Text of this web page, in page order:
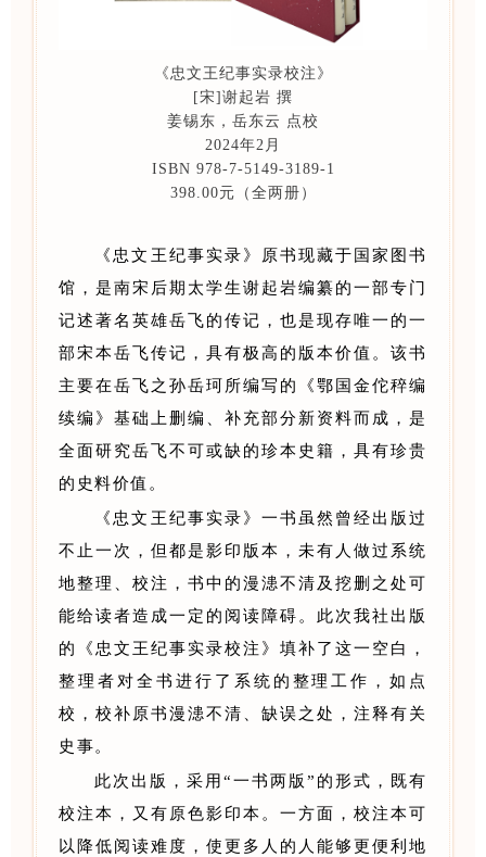
《忠文王纪事实录校注》
[宋]谢起岩 撰
姜锡东，岳东云 点校
2024年2月
ISBN 978-7-5149-3189-1
398.00元（全两册）
《忠文王纪事实录》原书现藏于国家图书
馆，是南宋后期太学生谢起岩编纂的一部专门
记述著名英雄岳飞的传记，也是现存唯一的一
部宋本岳飞传记，具有极高的版本价值。该书
主要在岳飞之孙岳珂所编写的《鄂国金佗稡编
续编》基础上删编、补充部分新资料而成，是
全面研究岳飞不可或缺的珍本史籍，具有珍贵
的史料价值。
《忠文王纪事实录》一书虽然曾经出版过
不止一次，但都是影印版本，未有人做过系统
地整理、校注，书中的漫漶不清及挖删之处可
能给读者造成一定的阅读障碍。此次我社出版
的《忠文王纪事实录校注》填补了这一空白，
整理者对全书进行了系统的整理工作，如点
校，校补原书漫漶不清、缺误之处，注释有关
史事。
此次出版，采用“一书两版”的形式，既有
校注本，又有原色影印本。一方面，校注本可
以降低阅读难度，使更多人的人能够更便利地